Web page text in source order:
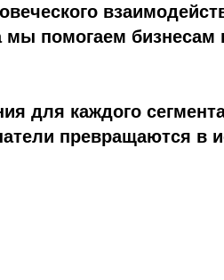
помогаем бизнесам
для каждого
превращаются в